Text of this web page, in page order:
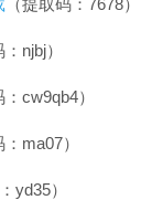
：njbj）
：cw9qb4）
：ma07）
yd35）